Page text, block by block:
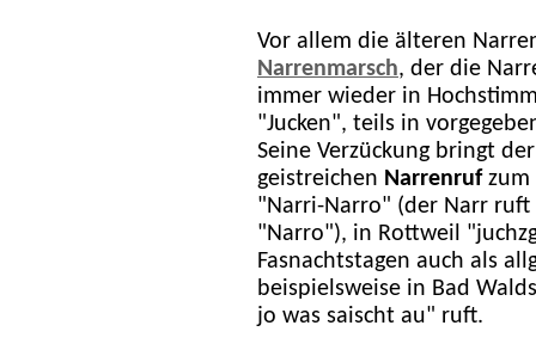
Vor allem die älteren
Narrenmarsch, der die
immer wieder in
"Jucken", teils in
Seine Verzückung bringt
geistreichen Narrenrufzum
"Narri-Narro" (der Narr
"Narro"), in Rottweil
Fasnachtstagen auch als
beispielsweise in Bad
jo was saischt au" ruft.